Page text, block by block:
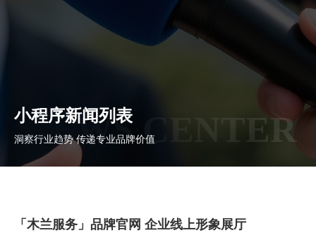
小程序新闻列表
洞察行业趋势 传递专业品牌价值
NEWS CENTER
「木兰服务」品牌官网 企业线上形象展厅